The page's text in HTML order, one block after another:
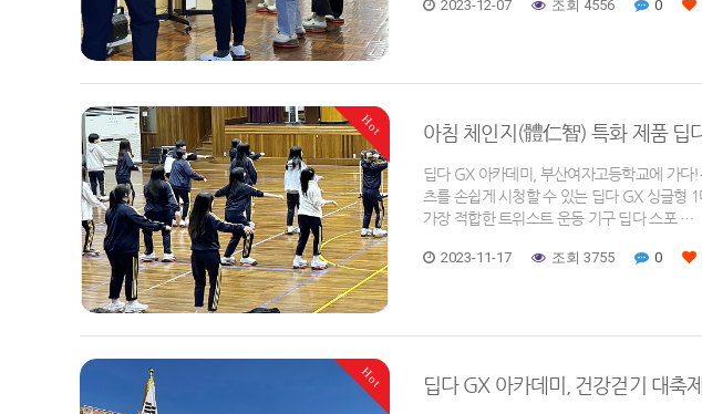
2023-12-07 조회 4556 0
Hot 아침 체인지(體仁智) 특화 제품 딥
딥다 GX 아카데미, 부산여자고등학교에 가
츠를 손쉽게 시청할 수 있는 딥다 GX 싱글형
가장 적합한 트위스트 운동 기구 딥다 스포 …
2023-11-17 조회 3755 0
Hot 딥다 GX 아카데미, 건강걷기 대축